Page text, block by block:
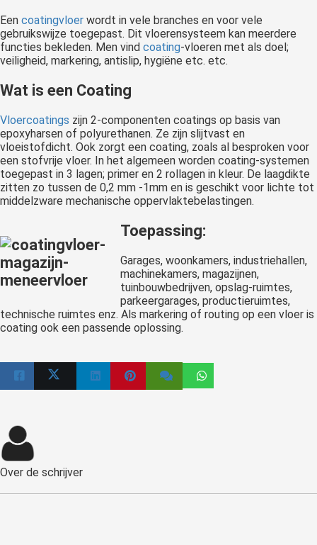
Een coatingvloer wordt in vele branches en voor vele
gebruikswijze toegepast. Dit vloerensysteem kan meerdere
functies bekleden. Men vind coating-vloeren met als doel;
veiligheid, markering, antislip, hygiëne etc. etc.
Wat is een Coating
Vloercoatings zijn 2-componenten coatings op basis van
epoxyharsen of polyurethanen. Ze zijn slijtvast en
vloeistofdicht. Ook zorgt een coating, zoals al besproken voor
een stofvrije vloer. In het algemeen worden coating-systemen
toegepast in 3 lagen; primer en 2 rollagen in kleur. De laagdikte
zitten zo tussen de 0,2 mm -1mm en is geschikt voor lichte tot
middelzware mechanische oppervlaktebelastingen.
Toepassing:
Garages, woonkamers, industriehallen,
machinekamers, magazijnen,
tuinbouwbedrijven, opslag-ruimtes,
parkeergarages, productieruimtes,
technische ruimtes enz. Als markering of routing op een vloer is
coating ook een passende oplossing.
Over de schrijver